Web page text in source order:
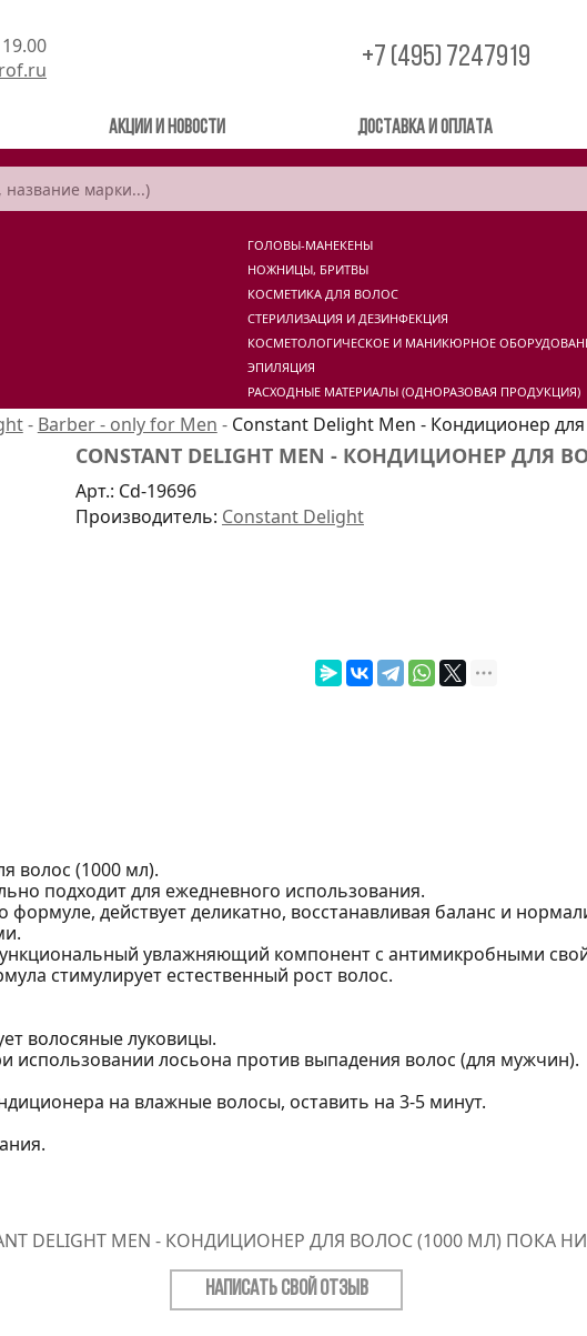
+7 (495) 7247919
Акции и новости Доставка и оплата
ГОЛОВЫ-МАНЕКЕНЫ
НОЖНИЦЫ, БРИТВЫ
КОСМЕТИКА ДЛЯ ВОЛОС
СТЕРИЛИЗАЦИЯ И ДЕЗИНФЕКЦИЯ
КОСМЕТОЛОГИЧЕСКОЕ И МАНИКЮРНОЕ
ЭПИЛЯЦИЯ
РАСХОДНЫЕ МАТЕРИАЛЫ (ОДНОРАЗОВАЯ ПРОДУКЦИЯ)
- Barber - only for Men - Constant Delight Men - Кондиционер
CONSTANT DELIGHT MEN - КОНДИЦИОНЕР ДЛЯ
Арт.: Cd-19696
Производитель: Constant Delight
волос (1000 мл).
подходит для ежедневного использования.
действует деликатно, восстанавливая баланс и
увлажняющий компонент с антимикробными
стимулирует естественный рост волос.
волосяные луковицы.
использовании лосьона против выпадения волос (для мужчин).
на влажные волосы, оставить на 3-5 минут.
DELIGHT MEN - КОНДИЦИОНЕР ДЛЯ ВОЛОС (1000 МЛ) ПОКА
НАПИСАТЬ СВОЙ ОТЗЫВ